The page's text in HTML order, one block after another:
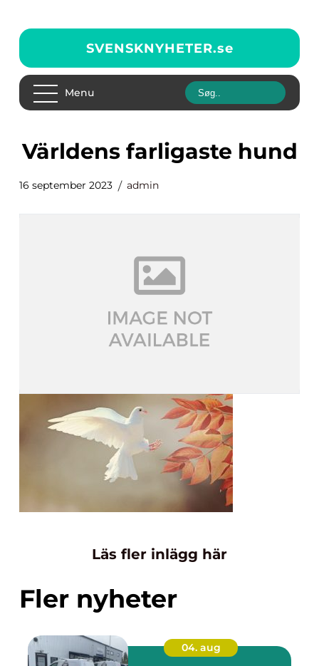
SVENSKNYHETER.se
Menu
världens farligaste hund
16 september 2023 admin
Läs fler inlägg här
Fler nyheter
04. aug